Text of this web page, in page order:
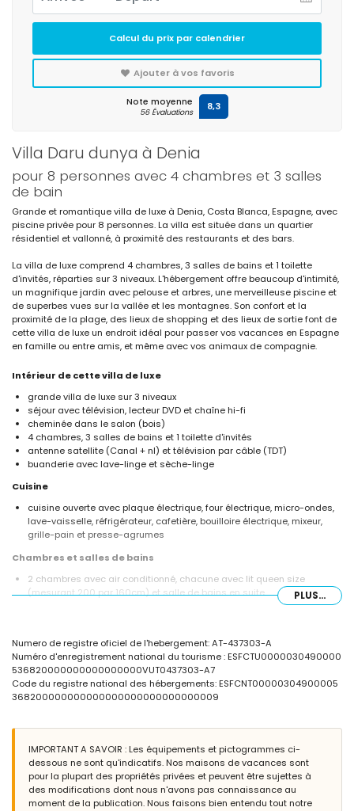
Villa Daru dunya à Denia
pour 8 personnes avec 4 chambres et 3 salles
de bain
Grande et romantique villa de luxe à Denia, Costa Blanca, Espagne, avec
piscine privée pour 8 personnes. La villa est située dans un quartier
résidentiel et vallonné, à proximité des restaurants et des bars.
La villa de luxe comprend 4 chambres, 3 salles de bains et 1 toilette
d'invités, réparties sur 3 niveaux. L'hébergement offre beaucoup d'intimité,
un magnifique jardin avec pelouse et arbres, une merveilleuse piscine et
de superbes vues sur la vallée et les montagnes. Son confort et la
proximité de la plage, des lieux de shopping et des lieux de sortie font de
cette villa de luxe un endroit idéal pour passer vos vacances en Espagne
en famille ou entre amis, et même avec vos animaux de compagnie.
Intérieur de cette villa de luxe
grande villa de luxe sur 3 niveaux
séjour avec télévision, lecteur DVD et chaîne hi-fi
cheminée dans le salon (bois)
4 chambres, 3 salles de bains et 1 toilette d'invités
antenne satellite (Canal + nl) et télévision par câble (TDT)
buanderie avec lave-linge et sèche-linge
Cuisine
cuisine ouverte avec plaque électrique, four électrique, micro-ondes,
lave-vaisselle, réfrigérateur, cafetière, bouilloire électrique, mixeur,
grille-pain et presse-agrumes
Chambres et salles de bains
2 chambres avec air conditionné, chacune avec lit queen size
(mesurant 200 par 160cm) et salle de bains en suite
2 chambres avec air conditionné, chacune avec 2 lits simples
baignoire/douche et toilettes
salle de bains en suite avec double lavabo, douche et toilettes
salle de bains avec lavabo simple et douche
Extérieur de cette villa de luxe
piscine privée mesurant 8m x 4m et 2m de profondeur
magnifique jardin avec pelouse, arbres et mobilier de jardin avec
transats
2 terrasses, dont 1 couverte
barbecue
coin salon extérieur et coin repas extérieur
PLUS...
Numero de registre oficiel de l'hebergement: AT-437303-A
Numéro d'enregistrement national du tourisme : ESFCTU0000030490000
536820000000000000000VUT0437303-A7
Code du registre national des hébergements: ESFCNT00000304900005
368200000000000000000000000000009
IMPORTANT A SAVOIR : Les équipements et pictogrammes ci-
dessous ne sont qu'indicatifs. Nos maisons de vacances sont
pour la plupart des propriétés privées et peuvent être sujettes à
des modifications dont nous n'avons pas connaissance au
moment de la publication. Nous faisons bien entendu tout notre
Calcul du prix par calendrier
Ajouter à vos favoris
Note moyenne
56 Évaluations 8,3